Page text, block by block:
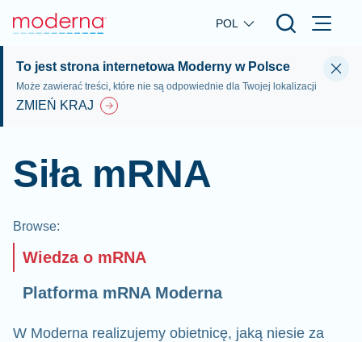
Skip to main content
POL
To jest strona internetowa Moderny w Polsce
Może zawierać treści, które nie są odpowiednie dla Twojej lokalizacji
ZMIEŃ KRAJ
Siła mRNA
Browse:
Wiedza o mRNA
Platforma mRNA Moderna
W Moderna realizujemy obietnicę, jaką niesie za